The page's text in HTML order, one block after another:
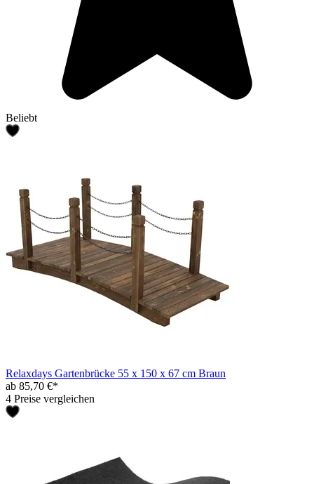
Beliebt
Relaxdays Gartenbrücke 55 x 150 x 67 cm Braun
ab 85,70 €*
4 Preise vergleichen